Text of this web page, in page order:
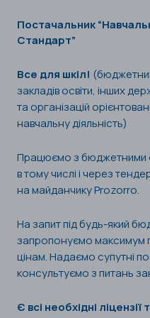
Постачальник
Стандарт”
Все для шкіл!
закладів освіти, інших
та організацій
навчальну діяльність)
Працюємо з бюджетними
в тому числі і через
на майданчику Prozorro.
На запит під будь-який
запропонуємо максимум
цінам. Надаємо супутні
консультуємо з питань
Є всі необхідні ліцензії